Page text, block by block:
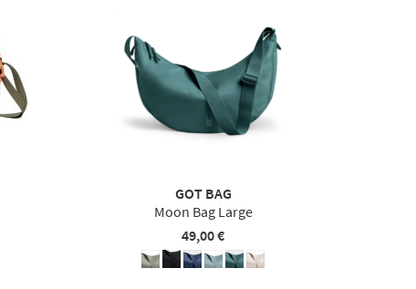
GOT BAG
Moon Bag Large
49,00 €